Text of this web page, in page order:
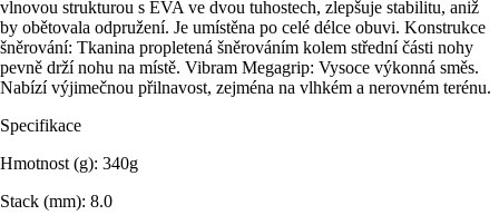
vlnovou strukturou s EVA ve dvou tuhostech, zlepšuje stabilitu, aniž
by obětovala odpružení. Je umístěna po celé délce obuvi. Konstrukce
šněrování: Tkanina propletená šněrováním kolem střední části nohy
pevně drží nohu na místě. Vibram Megagrip: Vysoce výkonná směs.
Nabízí výjimečnou přilnavost, zejména na vlhkém a nerovném terénu.
Specifikace
Hmotnost (g): 340g
Stack (mm): 8.0